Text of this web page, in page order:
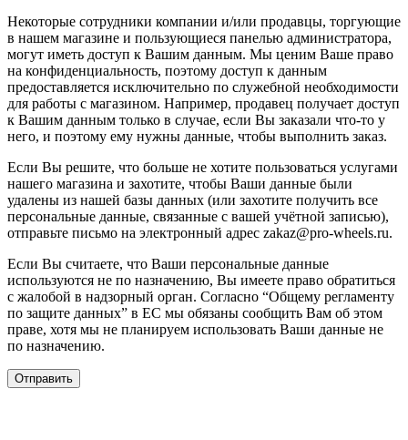
Некоторые сотрудники компании и/или продавцы, торгующие
в нашем магазине и пользующиеся панелью администратора,
могут иметь доступ к Вашим данным. Мы ценим Ваше право
на конфиденциальность, поэтому доступ к данным
предоставляется исключительно по служебной необходимости
для работы с магазином. Например, продавец получает доступ
к Вашим данным только в случае, если Вы заказали что-то у
него, и поэтому ему нужны данные, чтобы выполнить заказ.
Если Вы решите, что больше не хотите пользоваться услугами
нашего магазина и захотите, чтобы Ваши данные были
удалены из нашей базы данных (или захотите получить все
персональные данные, связанные с вашей учётной записью),
отправьте письмо на электронный адрес zakaz@pro-wheels.ru.
Если Вы считаете, что Ваши персональные данные
используются не по назначению, Вы имеете право обратиться
с жалобой в надзорный орган. Согласно “Общему регламенту
по защите данных” в ЕС мы обязаны сообщить Вам об этом
праве, хотя мы не планируем использовать Ваши данные не
по назначению.
Отправить